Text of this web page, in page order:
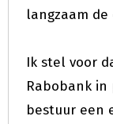
langzaam
Ik stel voor
Rabobank
bestuur een